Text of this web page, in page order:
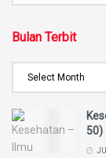
Bulan Terbit
50)